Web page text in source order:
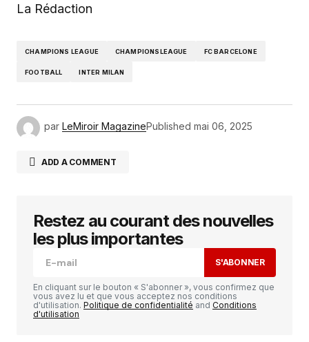
La Rédaction
CHAMPIONS LEAGUE CHAMPIONSLEAGUE FC BARCELONE
FOOTBALL INTER MILAN
par LeMiroir MagazinePublished mai 06, 2025
ADD A COMMENT
Votre adresse e-mail ne sera pas publiée. Les
champs obligatoires sont indiqués avec
Restez au courant des nouvelles
les plus importantes
S'ABONNER
En cliquant sur le bouton « S'abonner », vous confirmez que
vous avez lu et que vous acceptez nos conditions
d'utilisation. Politique de confidentialité and Conditions
d'utilisation